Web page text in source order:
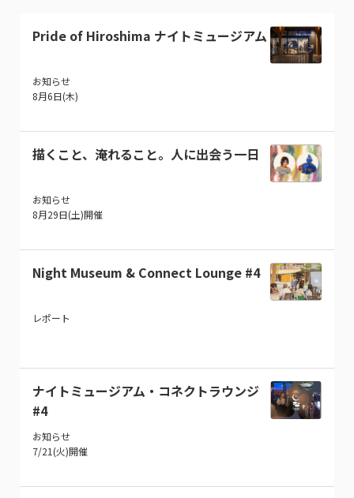
Pride of Hiroshima ナイトミュージアム
お知らせ
8月6日(木)
描くこと、淹れること。人に出会う一日
お知らせ
8月29日(土)開催
Night Museum & Connect Lounge #4
レポート
ナイトミュージアム・コネクトラウンジ
#4
お知らせ
7/21(火)開催